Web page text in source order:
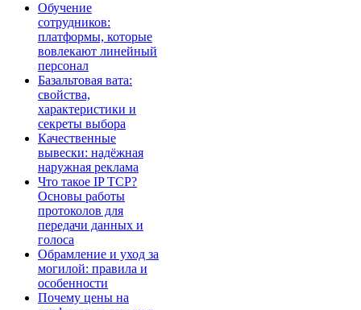
Обучение
сотрудников:
платформы, которые
вовлекают линейный
персонал
Базальтовая вата:
свойства,
характеристики и
секреты выбора
Качественные
вывески: надёжная
наружная реклама
Что такое IP TCP?
Основы работы
протоколов для
передачи данных и
голоса
Обрамление и уход за
могилой: правила и
особенности
Почему цены на